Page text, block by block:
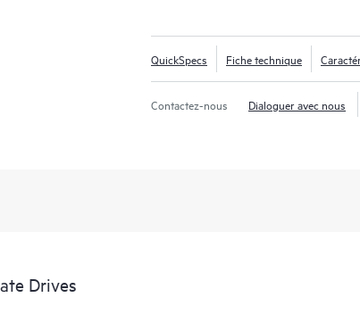
QuickSpecs Fiche technique
Contactez-nous Dialoguer avec nous
Drives